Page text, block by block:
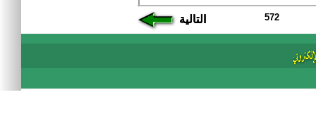
التالية 572 التالية